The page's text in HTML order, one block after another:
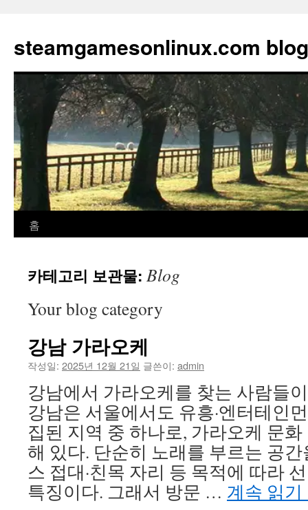
츠
로
뛰
기
steamgamesonlinux.com blog
홈
카테고리 보관물: Blog
Your blog category
강남 가라오케
작성일: 2025년 12월 21일 글쓴이: admin
강남에서 가라오케를 찾는 사람들
강남은 서울에서도 유흥·엔터테인
집된 지역 중 하나로, 가라오케 문
해 있다. 단순히 노래를 부르는 공간
스 접대·친목 자리 등 목적에 따라
특징이다. 그래서 방문 … 계속 읽기